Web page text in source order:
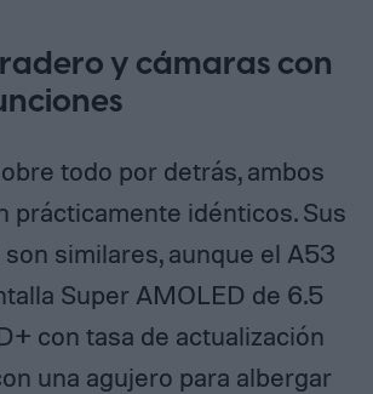
y cámaras con
todo por detrás, ambos
prácticamente idénticos. Sus
similares, aunque el A53
Super AMOLED de 6.5
con tasa de actualización
una agujero para albergar